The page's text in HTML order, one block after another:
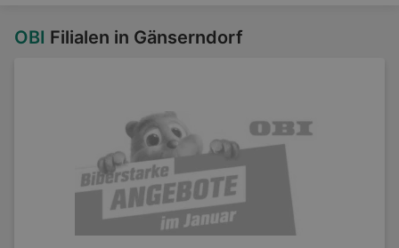
OBI Filialen in Gänserndorf